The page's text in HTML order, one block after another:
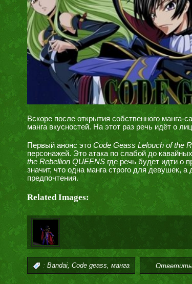
Вскоре после открытия собственного
манга вкусностей. На этот раз речь идёт о
Первый анонс это Code Geass Lelouch of the
персонажей. Это атака по слабой до
the Rebellion QUEENS где речь будет идти о
значит, что одна манга строго для девушек,
предпочтения.
Related Images:
: Bandai, Code geass, манга Ответить